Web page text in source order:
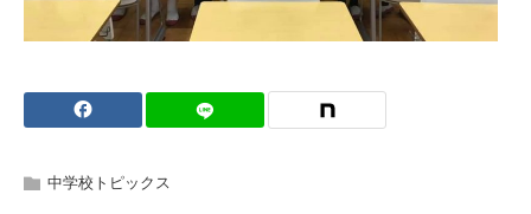
中学校トピックス